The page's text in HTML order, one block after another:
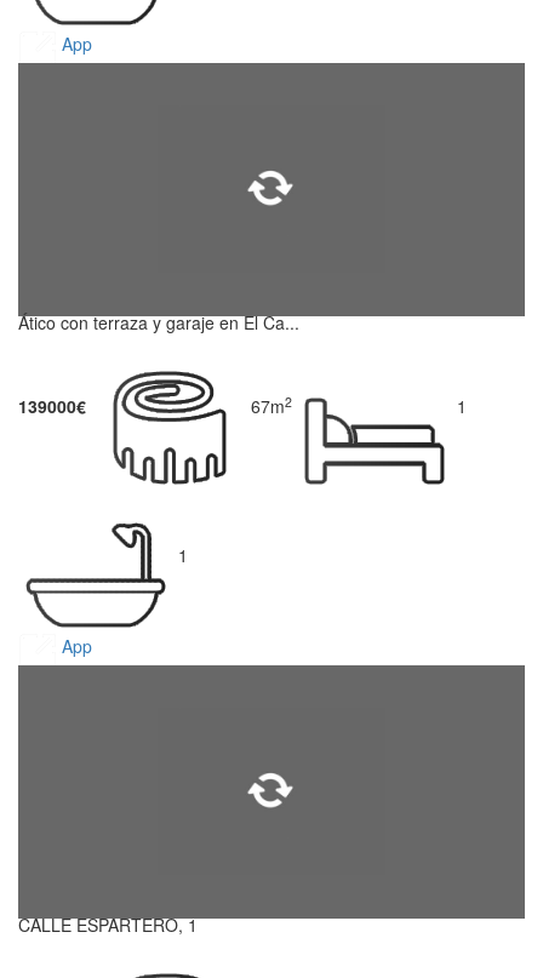
App
Ático con terraza y garaje en El Ca...
139000€ 67m2 1
1
App
CALLE ESPARTERO, 1